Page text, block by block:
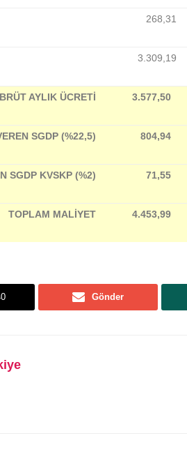
268,31
3.309,19
BRÜT AYLIK ÜCRETİ 3.577,50
SGDP (%22,5) 804,94
SGDP KVSKP (%2) 71,55
TOPLAM MALİYET 4.453,99
Gönder